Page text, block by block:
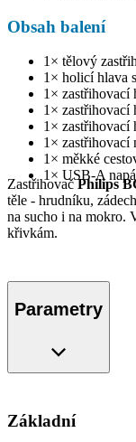
Obsah balení
1× tělový
1× holicí hlava
1× zastřihovací
1× zastřihovací
1× zastřihovací
1× zastřihovací
1× měkké
1× USB-A
ZastřihovačPhilips
těle - hrudníku,
na sucho i na mokro.
křivkám.
Parametry
Základní